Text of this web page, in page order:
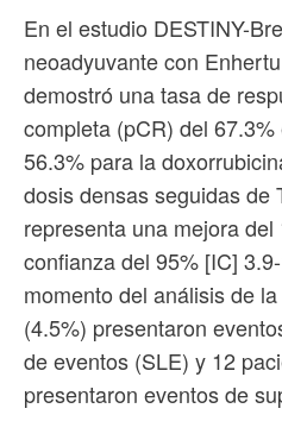
En el estudio DESTINY-
neoadyuvante con
demostró una tasa de
completa (pCR) del
56.3% para la
dosis densas seguidas de
representa una mejora
confianza del 95% [IC]
momento del análisis de
(4.5%) presentaron
de eventos (SLE) y 12
presentaron eventos de